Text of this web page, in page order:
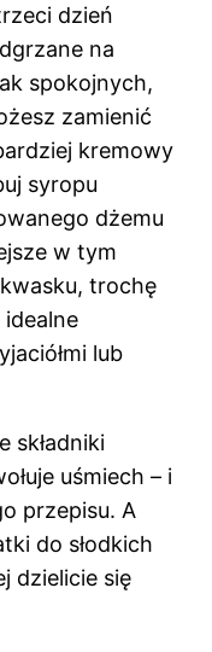
dzień
na
spokojnych,
zamienić
kremowy
syropu
dżemu
w tym
trochę
idealne
lub
składniki
uśmiech – i
przepisu. A
do słodkich
dzielicie się